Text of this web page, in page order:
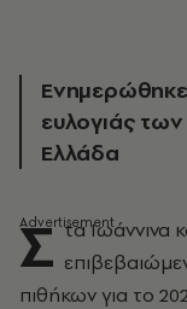
ευλογιάς
Ελλάδα
Σ τα Ιωάννινα
πιθήκων για το